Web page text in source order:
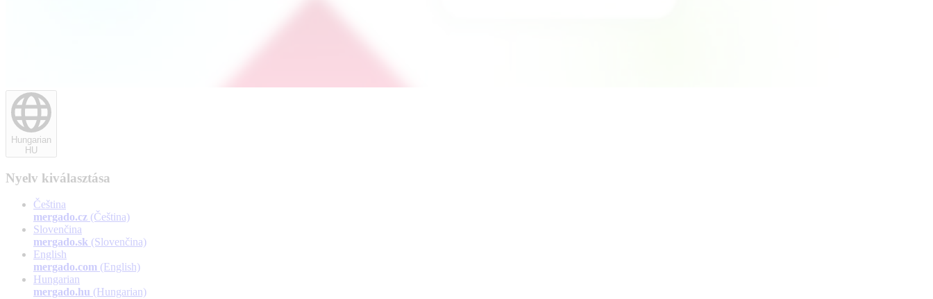
Hungarian
HU
Nyelv kiválasztása
Čeština
mergado.cz (Čeština)
Slovenčina
mergado.sk (Slovenčina)
English
mergado.com (English)
Hungarian
mergado.hu (Hungarian)